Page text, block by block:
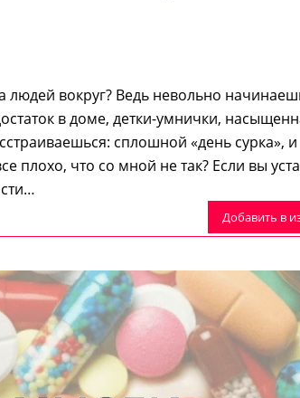
людей вокруг? Ведь невольно
в доме, детки-умнички,
сплошной «день сурка», и
плохо, что со мной не так? Если вы
Добавить в